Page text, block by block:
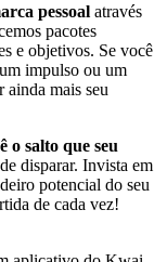
pessoal através
pacotes
e objetivos. Se você
impulso ou um
mais seu
o salto que seu
disparar. Invista em
potencial do seu
de cada vez!